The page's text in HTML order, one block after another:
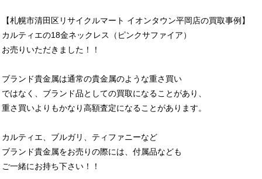
【札幌市清田区リサイクルマート イオンタウン平岡店の買取事例】
カルティエの18金ネックレス（ピンクサファイア）
お売りいただきました！！
ブランド貴金属は通常の貴金属のような重さ買い
ではなく、ブランド品としての買取になることがあり、
重さ買いよりもかなり高額査定になることがあります。
カルティエ、ブルガリ、ティファニーなど
ブランド貴金属をお売りの際には、付属品なども
ご一緒にお持ち下さい！！